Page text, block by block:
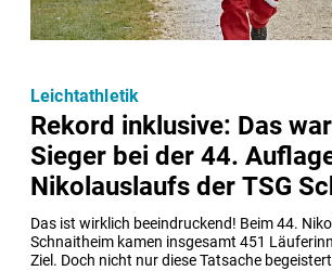
Rekord inklusive: Das
Sieger bei der 44.
Nikolauslaufs der TSG
Das ist wirklich beeindruckend! Beim 44.
Schnaitheim kamen insgesamt 451
Ziel. Doch nicht nur diese Tatsache
Leichtathletik